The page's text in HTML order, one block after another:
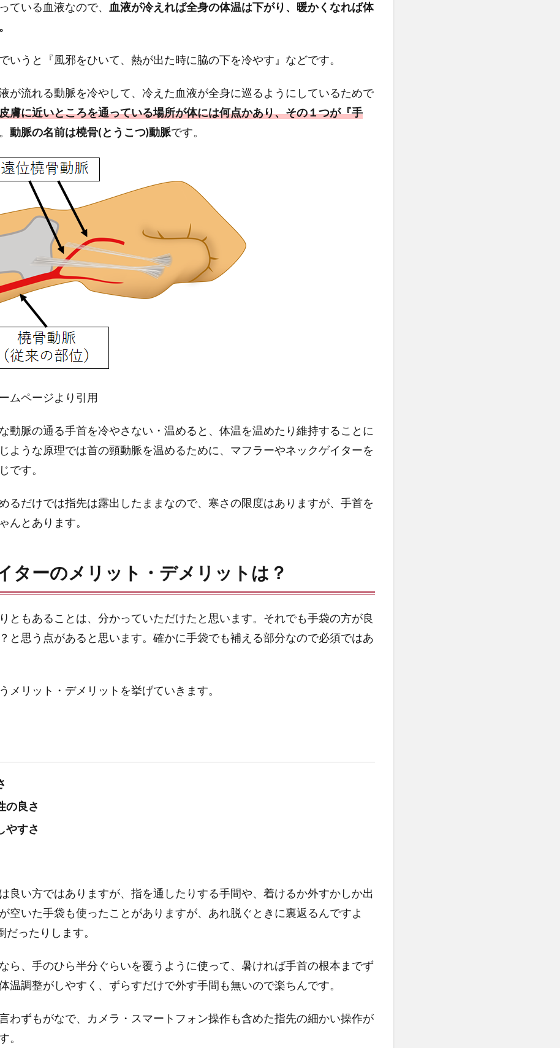
ている血液なので、 血液が冷えれば全身の体温は下がり、暖かくなれば体
いうと『風邪をひいて、熱が出た時に脇の下を冷やす』などです。
が流れる動脈を冷やして、冷えた血液が全身に巡るようにしているためで
膚に近いところを通っている場所が体には何点かあり、その１つが『手
動脈の名前は橈骨(とうこつ)動脈です。
ムページより引用
動脈の通る手首を冷やさない・温めると、体温を温めたり維持することに
ような原理では首の頸動脈を温めるために、マフラーやネックゲイターを
です。
るだけでは指先は露出したままなので、寒さの限度はありますが、手首を
んとあります。
ターのメリット・デメリットは？
ともあることは、分かっていただけたと思います。それでも手袋の方が良
と思う点があると思います。確かに手袋でも補える部分なので必須ではあ
メリット・デメリットを挙げていきます。
の良さ
やすさ
良い方ではありますが、指を通したりする手間や、着けるか外すかしか出
空いた手袋も使ったことがありますが、あれ脱ぐときに裏返るんですよ
ったりします。
ら、手のひら半分ぐらいを覆うように使って、暑ければ手首の根本までず
温調整がしやすく、ずらすだけで外す手間も無いので楽ちんです。
わずもがなで、カメラ・スマートフォン操作も含めた指先の細かい操作が
。